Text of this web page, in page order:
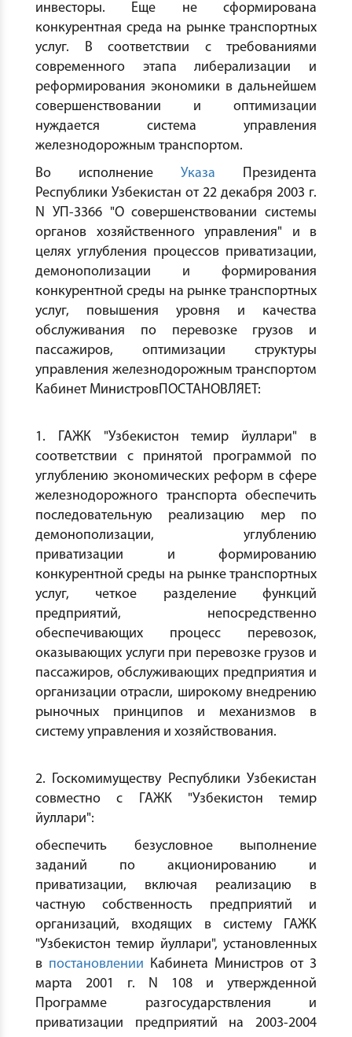
инвесторы. Еще не сформирована
конкурентная среда на рынке транспортных
услуг. В соответствии с требованиями
современного этапа либерализации и
реформирования экономики в дальнейшем
совершенствовании и оптимизации
нуждается система управления
железнодорожным транспортом.
Во исполнение Указа Президента
Республики Узбекистан от 22 декабря 2003 г.
N УП-3366 "О совершенствовании системы
органов хозяйственного управления" и в
целях углубления процессов приватизации,
демонополизации и формирования
конкурентной среды на рынке транспортных
услуг, повышения уровня и качества
обслуживания по перевозке грузов и
пассажиров, оптимизации структуры
управления железнодорожным транспортом
Кабинет МинистровПОСТАНОВЛЯЕТ:
1. ГАЖК "Узбекистон темир йуллари" в
соответствии с принятой программой по
углублению экономических реформ в сфере
железнодорожного транспорта обеспечить
последовательную реализацию мер по
демонополизации, углублению
приватизации и формированию
конкурентной среды на рынке транспортных
услуг, четкое разделение функций
предприятий, непосредственно
обеспечивающих процесс перевозок,
оказывающих услуги при перевозке грузов и
пассажиров, обслуживающих предприятия и
организации отрасли, широкому внедрению
рыночных принципов и механизмов в
систему управления и хозяйствования.
2. Госкомимуществу Республики Узбекистан
совместно с ГАЖК "Узбекистон темир
йуллари":
обеспечить безусловное выполнение
заданий по акционированию и
приватизации, включая реализацию в
частную собственность предприятий и
организаций, входящих в систему ГАЖК
"Узбекистон темир йуллари", установленных
в постановлении Кабинета Министров от 3
марта 2001 г. N 108 и утвержденной
Программе разгосударствления и
приватизации предприятий на 2003-2004